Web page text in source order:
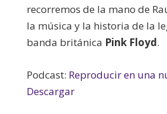
recorremos de la mano de
la música y la historia de la
banda británica Pink Floyd.
Podcast: Reproducir en una
Descargar